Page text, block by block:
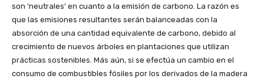
son ‘neutrales’ en cuanto a la emisión de carbono. La razón es
que las emisiones resultantes serán balanceadas con la
absorción de una cantidad equivalente de carbono, debido al
crecimiento de nuevos árboles en plantaciones que utilizan
prácticas sostenibles. Más aún, si se efectúa un cambio en el
consumo de combustibles fósiles por los derivados de la madera